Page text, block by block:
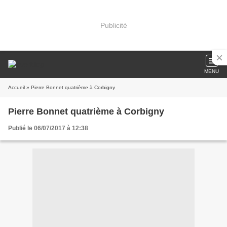
Publicité
MENU
Accueil » Pierre Bonnet quatrième à Corbigny
Pierre Bonnet quatrième à Corbigny
Publié le 06/07/2017 à 12:38